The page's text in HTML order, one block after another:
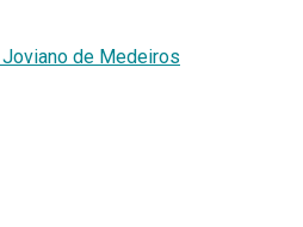
de Medeiros